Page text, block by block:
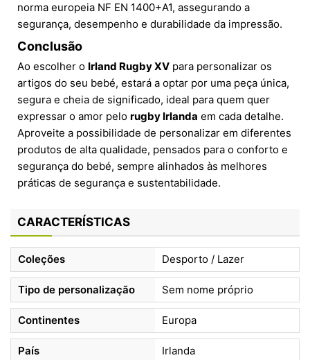
norma europeia NF EN 1400+A1, assegurando a
segurança, desempenho e durabilidade da impressão.
Conclusão
Ao escolher o Irland Rugby XV para personalizar os
artigos do seu bebé, estará a optar por uma peça única,
segura e cheia de significado, ideal para quem quer
expressar o amor pelo rugby Irlanda em cada detalhe.
Aproveite a possibilidade de personalizar em diferentes
produtos de alta qualidade, pensados para o conforto e
segurança do bebé, sempre alinhados às melhores
práticas de segurança e sustentabilidade.
CARACTERÍSTICAS
Coleções Desporto / Lazer
Tipo de personalização Sem nome próprio
Continentes Europa
País Irlanda